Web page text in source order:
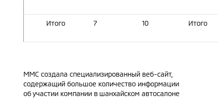
Итого 7 10 Итого
MMC создала специализированный веб-сайт,
содержащий большое количество информации
об участии компании в шанхайском автосалоне